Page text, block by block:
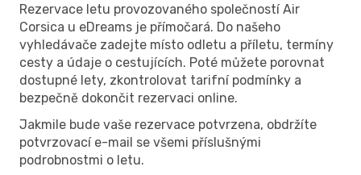
Rezervace letu provozovaného společností Air
Corsica u eDreams je přímočará. Do našeho
vyhledávače zadejte místo odletu a příletu, termíny
cesty a údaje o cestujících. Poté můžete porovnat
dostupné lety, zkontrolovat tarifní podmínky a
bezpečně dokončit rezervaci online.
Jakmile bude vaše rezervace potvrzena, obdržíte
potvrzovací e-mail se všemi příslušnými
podrobnostmi o letu.